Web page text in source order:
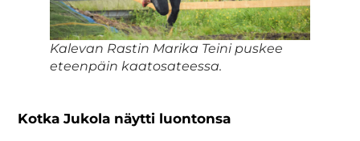
Kalevan Rastin Marika Teini puskee
eteenpäin kaatosateessa.
Kotka Jukola näytti luontonsa